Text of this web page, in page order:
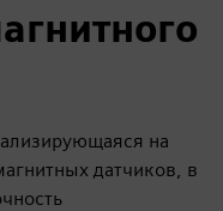
на
датчиков, в